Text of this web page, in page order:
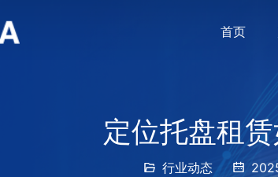
首页
定位托盘租
行业动态